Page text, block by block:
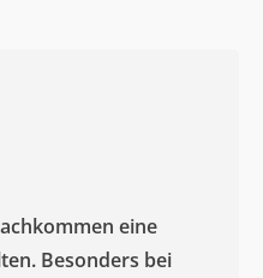
eine
Besonders bei